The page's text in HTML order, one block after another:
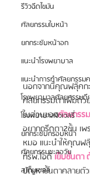
รีวิวฉีดไขมัน
ศัลยกรรมใบหน้า
ยกกระชับหน้าอก
แนะนำโรงพยาบาล
แนะนำการทำศัลยกรรม
โรงพยาบาลศัลยกรรมดี
โรงพยาบาลจิวเวลรี่
ยกกระชับกรอบหน้า
ศัลยกรรมชะลอวัย
สเต็มเซลล์
นอกจากนี้คุณฟลุ๊คกะ
ศัลยกรรมตาเพิ่มด้ว
ในส่วนของศัลยกรร
อยากกรีดตา2ชั้น เ
หมอ แนะนำให้คุณฟ
ที่รพ.ไอดี เย็บชั้นตา
ปัญหาชั้นตาคลายตัว